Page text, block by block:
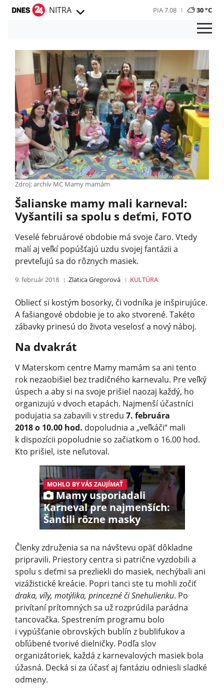
NITRA PIA 7.08 30 °C
Zdroj: archív MC Mamy mamám
Šalianske mamy mali karneval:
Vyšantili sa spolu s deťmi, FOTO
Veselé februárové obdobie má svoje čaro. Vtedy
malí aj veľkí popúšťajú uzdu svojej fantázii a
prevteľujú sa do rôznych masiek.
9. február 2018 Zlatica Gregorová KULTÚRA
Obliecť si kostým bosorky, či vodníka je inšpirujúce.
A fašiangové obdobie je to ako stvorené. Takéto
zábavky prinesú do života veselosť a nový náboj.
Na dvakrát
V Materskom centre Mamy mamám sa ani tento
rok nezaobišiel bez tradičného karnevalu. Pre veľký
úspech a aby si na svoje prišiel naozaj každý, ho
organizujú v dvoch etapách. Najmenší účastníci
podujatia sa zabavili v stredu 7. februára
2018 o 10.00 hod. dopoludnia a „veľkáči“ mali
k dispozícii popoludnie so začiatkom o 16.00 hod.
Kto prišiel, iste neľutoval.
MOHLO BY VÁS ZAUJÍMAŤ
Mamy usporiadali
Karneval pre najmenších:
Šantili rôzne masky
Členky združenia sa na návštevu opäť dôkladne
pripravili. Priestory centra si patrične vyzdobili a
spolu s deťmi sa prezliekli do masiek, nechýbali ani
vizážistické kreácie. Popri tanci ste tu mohli zočiť
draka, víly, motýlika, princezné či Snehulienku. Po
privítaní prítomných sa už rozprúdila parádna
tancovačka. Spestrením programu bolo
i vypúšťanie obrovských bublín z bublifukov a
obľúbené tvorivé dielničky. Podľa slov
organizátoriek, každá z karnevalových masiek bola
úžasná. Decká si za účasť aj fantáziu odniesli sladké
odmeny.